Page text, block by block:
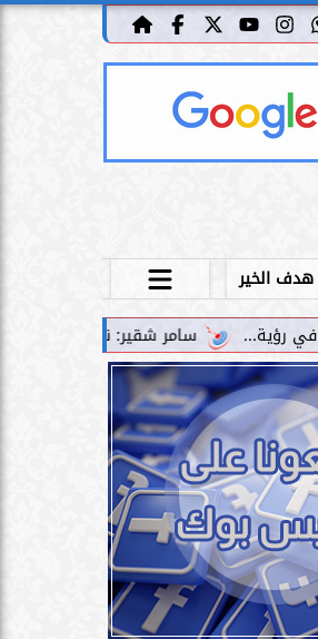
هدف الخير
سامر شقير: نمو صناديق الاستثمار الخاصة دليل